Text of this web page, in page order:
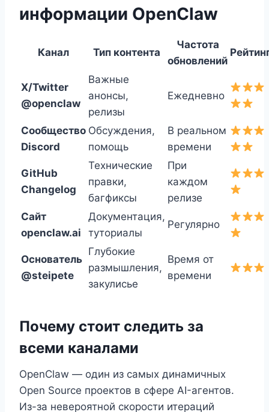
информации OpenClaw
Канал Тип контента
Частота
обновлений
X/Twitter
@openclaw
Важные
анонсы,
релизы
Ежедневно
Сообщество
Discord
Обсуждения,
помощь
В реальном
времени
GitHub
Changelog
Технические
правки,
багфиксы
При
каждом
релизе
Сайт
openclaw.ai
Документация,
туториалы
Регулярно
Основатель
@steipete
Глубокие
размышления,
закулисье
Время от
времени
Почему стоит следить за
всеми каналами
OpenClaw — один из самых динамичных
Open Source проектов в сфере AI-агентов.
Из-за невероятной скорости итераций